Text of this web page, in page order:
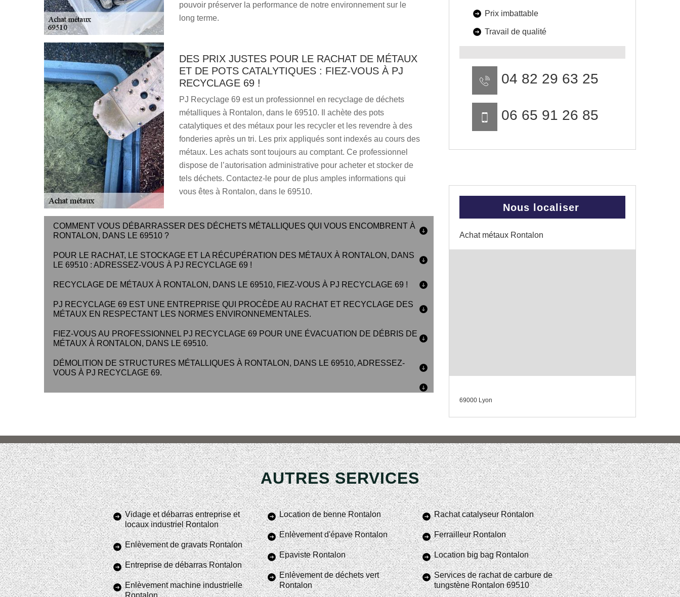
pouvoir préserver la performance de notre environnement sur le
long terme.
DES PRIX JUSTES POUR LE RACHAT DE MÉTAUX
ET DE POTS CATALYTIQUES : FIEZ-VOUS À PJ
RECYCLAGE 69 !
PJ Recyclage 69 est un professionnel en recyclage de déchets
métalliques à Rontalon, dans le 69510. Il achète des pots
catalytiques et des métaux pour les recycler et les revendre à des
fonderies après un tri. Les prix appliqués sont indexés au cours des
métaux. Les achats sont toujours au comptant. Ce professionnel
dispose de l’autorisation administrative pour acheter et stocker de
tels déchets. Contactez-le pour de plus amples informations qui
vous êtes à Rontalon, dans le 69510.
COMMENT VOUS DÉBARRASSER DES DÉCHETS MÉTALLIQUES QUI VOUS ENCOMBRENT À
RONTALON, DANS LE 69510 ?
POUR LE RACHAT, LE STOCKAGE ET LA RÉCUPÉRATION DES MÉTAUX À RONTALON, DANS
LE 69510 : ADRESSEZ-VOUS À PJ RECYCLAGE 69 !
RECYCLAGE DE MÉTAUX À RONTALON, DANS LE 69510, FIEZ-VOUS À PJ RECYCLAGE 69 !
PJ RECYCLAGE 69 EST UNE ENTREPRISE QUI PROCÈDE AU RACHAT ET RECYCLAGE DES
MÉTAUX EN RESPECTANT LES NORMES ENVIRONNEMENTALES.
FIEZ-VOUS AU PROFESSIONNEL PJ RECYCLAGE 69 POUR UNE ÉVACUATION DE DÉBRIS DE
MÉTAUX À RONTALON, DANS LE 69510.
DÉMOLITION DE STRUCTURES MÉTALLIQUES À RONTALON, DANS LE 69510, ADRESSEZ-
VOUS À PJ RECYCLAGE 69.
Prix imbattable
Travail de qualité
04 82 29 63 25
06 65 91 26 85
Nous localiser
Achat métaux Rontalon
69000 Lyon
AUTRES SERVICES
Vidage et débarras entreprise et
locaux industriel Rontalon
Enlèvement de gravats Rontalon
Entreprise de débarras Rontalon
Enlèvement machine industrielle
Rontalon
Location de benne Rontalon
Enlèvement d'épave Rontalon
Epaviste Rontalon
Enlèvement de déchets vert
Rontalon
Rachat catalyseur Rontalon
Ferrailleur Rontalon
Location big bag Rontalon
Services de rachat de carbure de
tungstène Rontalon 69510